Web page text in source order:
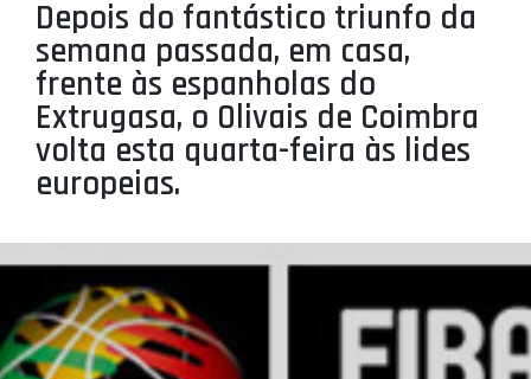
SELEÇÕES
MINIBASQUETE
ÁREA TÉCNICA
PROJETOS
LIGA BETCLIC MASCULINA
LIGA BETCLIC FEMININA
Depois do fantástico triunfo da
semana passada, em casa,
frente às espanholas do
Extrugasa, o Olivais de Coimbra
volta esta quarta-feira às lides
europeias.